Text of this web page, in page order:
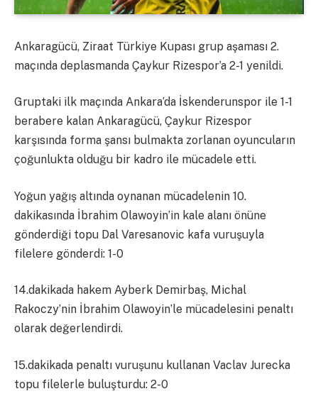
Ankaragücü, Ziraat Türkiye Kupası grup aşaması 2.
maçında deplasmanda Çaykur Rizespor’a 2-1 yenildi.
Gruptaki ilk maçında Ankara’da İskenderunspor ile 1-1
berabere kalan Ankaragücü, Çaykur Rizespor
karşısında forma şansı bulmakta zorlanan oyuncuların
çoğunlukta olduğu bir kadro ile mücadele etti.
Yoğun yağış altında oynanan mücadelenin 10.
dakikasında İbrahim Olawoyin’in kale alanı önüne
gönderdiği topu Dal Varesanovic kafa vuruşuyla
filelere gönderdi: 1-0
14.dakikada hakem Ayberk Demirbaş, Michal
Rakoczy’nin İbrahim Olawoyin’le mücadelesini penaltı
olarak değerlendirdi.
15.dakikada penaltı vuruşunu kullanan Vaclav Jurecka
topu filelerle buluşturdu: 2-0